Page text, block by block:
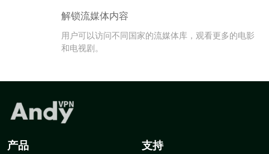
解锁流媒体内容
用户可以访问不同国家的流媒体库，观看更多的电影
和电视剧。
产品 支持